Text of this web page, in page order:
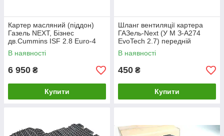
Картер масляний (піддон)
Газель NEXT, Бізнес
дв.Cummins ISF 2.8 Euro-4
(без отвору) (з прокладкою)
(пр.о Cummins Investmen)
В наявності
6 950 ₴
Купити
Шланг вентиляції картера
ГАЗель-Next (У М З-A274
EvoTech 2.7) передній
(покупн. ГАЗ)
В наявності
450 ₴
Купити